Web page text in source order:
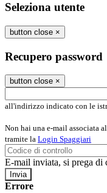
Seleziona utente
button close ×
Recupero password
button close ×
all'indirizzo indicato con le
Non hai una e-mail associata
tramite la Login Spaggiari
E-mail inviata, si prega di
Errore